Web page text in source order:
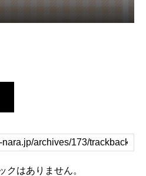
クはありません。